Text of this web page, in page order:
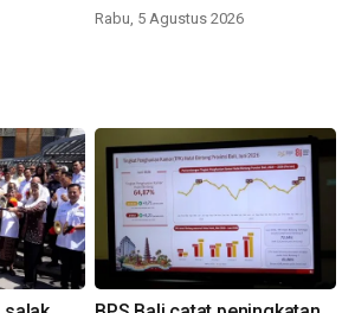
Rabu, 5 Agustus 2026